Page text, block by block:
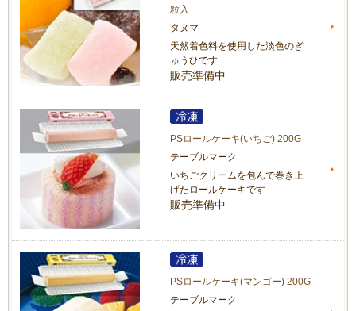
粒入
タヌマ
天然着色料を使用した淡色のぎ
ゅうひです
販売準備中
PSロールケーキ(いちご) 200G
テーブルマーク
いちごクリームを包んで巻き上
げたロールケーキです
販売準備中
PSロールケーキ(マンゴー) 200G
テーブルマーク